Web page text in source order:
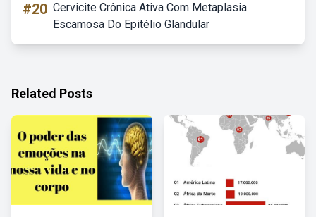
#20 Cervicite Crônica Ativa Com Metaplasia
Escamosa Do Epitélio Glandular
Related Posts